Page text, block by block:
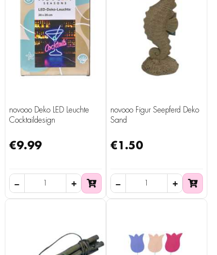
novooo Deko LED Leuchte
Cocktaildesign
€9.99
novooo Figur Seepferd Deko
Sand
€1.50